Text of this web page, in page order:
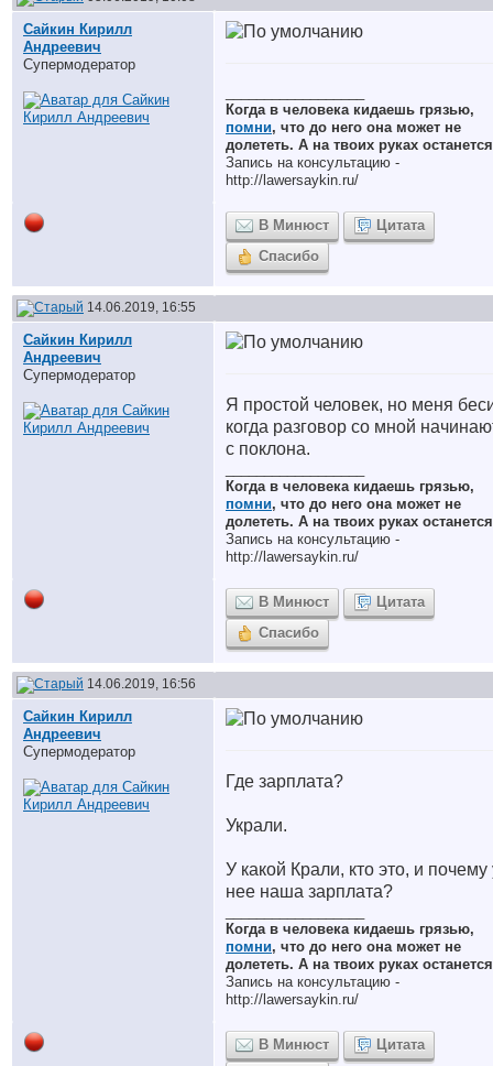
Сайкин Кирилл
Андреевич
Супермодератор
Когда в человека кидаешь грязью,
помни, что до него она может не
долететь. А на твоих руках
Запись на консультацию -
http://lawersaykin.ru/
В Минюст
Цитата
Спасибо
14.06.2019, 16:55
Сайкин Кирилл
Андреевич
Супермодератор
Я простой человек, но меня
когда разговор со мной
с поклона.
Когда в человека кидаешь грязью,
помни, что до него она может не
долететь. А на твоих руках
Запись на консультацию -
http://lawersaykin.ru/
В Минюст
Цитата
Спасибо
14.06.2019, 16:56
Сайкин Кирилл
Андреевич
Супермодератор
Где зарплата?
Украли.
У какой Крали, кто это, и почему
нее наша зарплата?
Когда в человека кидаешь грязью,
помни, что до него она может не
долететь. А на твоих руках
Запись на консультацию -
http://lawersaykin.ru/
В Минюст
Цитата